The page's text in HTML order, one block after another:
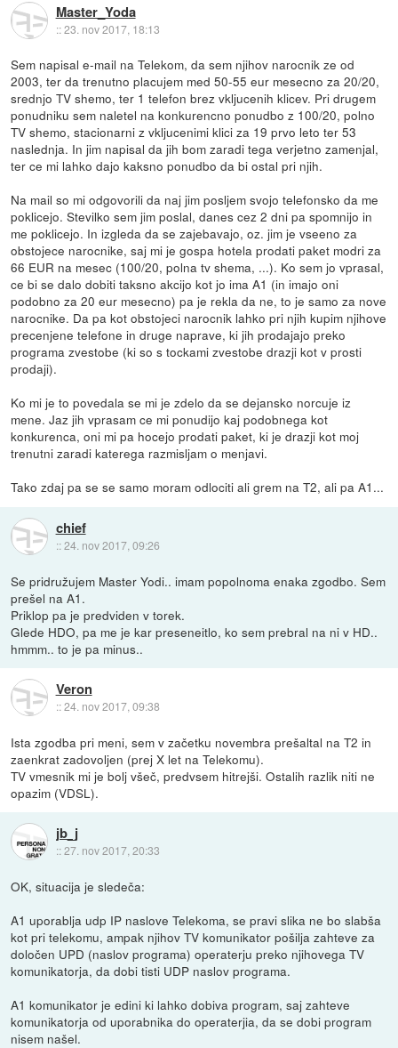
Master_Yoda
::23. nov 2017, 18:13
Sem napisal e-mail na Telekom, da sem njihov narocnik ze od
2003, ter da trenutno placujem med 50-55 eur mesecno za 20/20,
srednjo TV shemo, ter 1 telefon brez vkljucenih klicev. Pri drugem
ponudniku sem naletel na konkurencno ponudbo z 100/20, polno
TV shemo, stacionarni z vkljucenimi klici za 19 prvo leto ter 53
naslednja. In jim napisal da jih bom zaradi tega verjetno zamenjal,
ter ce mi lahko dajo kaksno ponudbo da bi ostal pri njih.
Na mail so mi odgovorili da naj jim posljem svojo telefonsko da me
poklicejo. Stevilko sem jim poslal, danes cez 2 dni pa spomnijo in
me poklicejo. In izgleda da se zajebavajo, oz. jim je vseeno za
obstojece narocnike, saj mi je gospa hotela prodati paket modri za
66 EUR na mesec (100/20, polna tv shema, ...). Ko sem jo vprasal,
ce bi se dalo dobiti taksno akcijo kot jo ima A1 (in imajo oni
podobno za 20 eur mesecno) pa je rekla da ne, to je samo za nove
narocnike. Da pa kot obstojeci narocnik lahko pri njih kupim njihove
precenjene telefone in druge naprave, ki jih prodajajo preko
programa zvestobe (ki so s tockami zvestobe drazji kot v prosti
prodaji).
Ko mi je to povedala se mi je zdelo da se dejansko norcuje iz
mene. Jaz jih vprasam ce mi ponudijo kaj podobnega kot
konkurenca, oni mi pa hocejo prodati paket, ki je drazji kot moj
trenutni zaradi katerega razmisljam o menjavi.
Tako zdaj pa se se samo moram odlociti ali grem na T2, ali pa A1...
chief
::24. nov 2017, 09:26
Se pridružujem Master Yodi.. imam popolnoma enaka zgodbo. Sem
prešel na A1.
Priklop pa je predviden v torek.
Glede HDO, pa me je kar preseneitlo, ko sem prebral na ni v HD..
hmmm.. to je pa minus..
Veron
::24. nov 2017, 09:38
Ista zgodba pri meni, sem v začetku novembra prešaltal na T2 in
zaenkrat zadovoljen (prej X let na Telekomu).
TV vmesnik mi je bolj všeč, predvsem hitrejši. Ostalih razlik niti ne
opazim (VDSL).
jb_j
::27. nov 2017, 20:33
OK, situacija je sledeča:
A1 uporablja udp IP naslove Telekoma, se pravi slika ne bo slabša
kot pri telekomu, ampak njihov TV komunikator pošilja zahteve za
določen UPD (naslov programa) operaterju preko njihovega TV
komunikatorja, da dobi tisti UDP naslov programa.
A1 komunikator je edini ki lahko dobiva program, saj zahteve
komunikatorja od uporabnika do operaterjia, da se dobi program
nisem našel.